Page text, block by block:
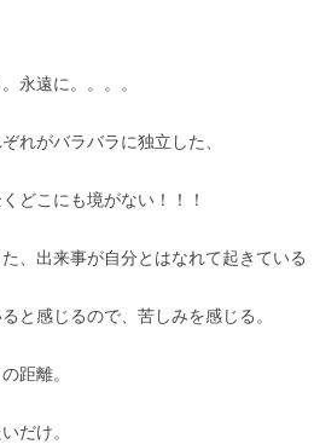
永遠に。。。。
れがバラバラに独立した、
どこにも境がない！！！
、出来事が自分とはなれて起きている
と感じるので、苦しみを感じる。
距離。
だけ。